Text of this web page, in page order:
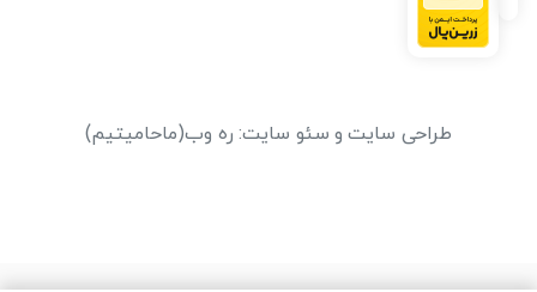
طراحی سایت و سئو سایت: ره وب(ماحامیتیم)